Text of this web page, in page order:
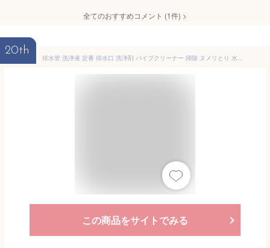
全てのおすすめコメント (1件) >
20th
排水管 洗浄液 定番 排水口 洗浄剤 パイプクリーナー 掃除 ヌメリとり 水周り 汚れ 風呂 つまり お風呂 洗面台 エコ洗剤 お掃除 キッチン 日用品 台所用品 キッチン用品 ステイホーム応援 木村石鹸 Cシリーズ
この商品をサイトでみる